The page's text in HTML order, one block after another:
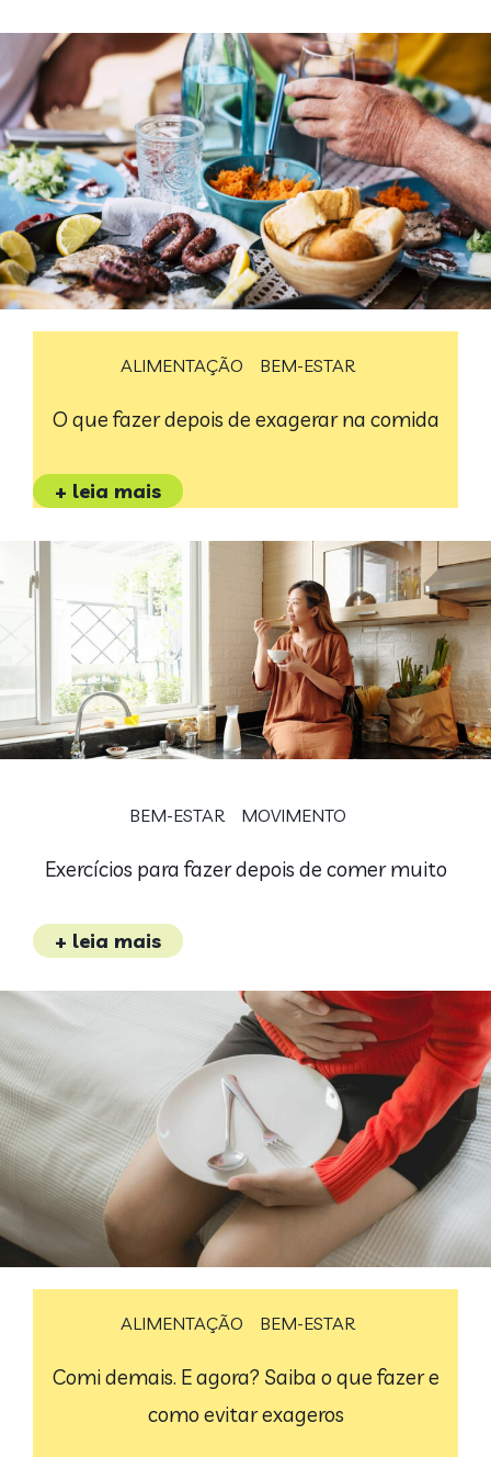
ALIMENTAÇÃO BEM-ESTAR
O que fazer depois de exagerar na comida
+ leia mais
BEM-ESTAR MOVIMENTO
Exercícios para fazer depois de comer muito
+ leia mais
ALIMENTAÇÃO BEM-ESTAR
Comi demais. E agora? Saiba o que fazer e
como evitar exageros